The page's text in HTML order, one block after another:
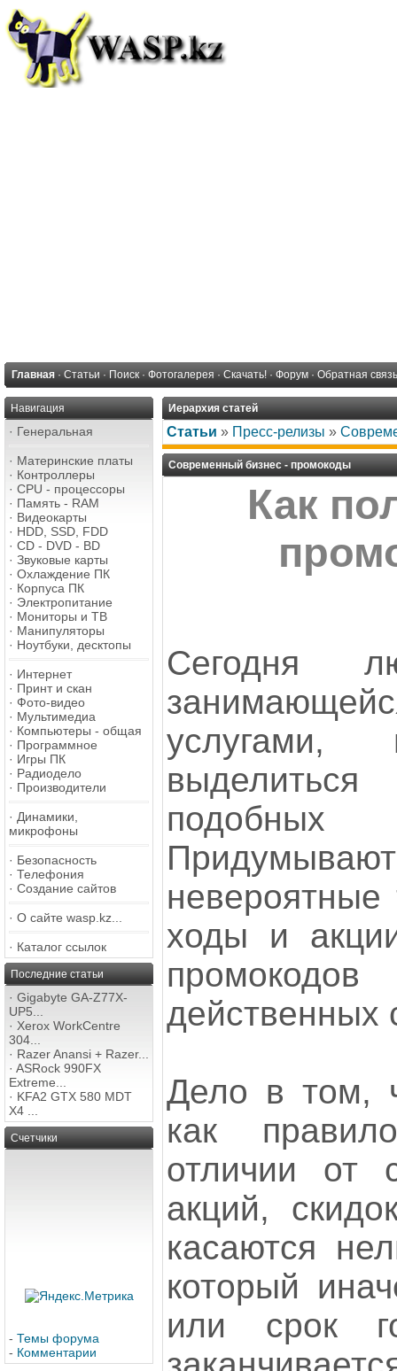
Главная · Статьи · Поиск · Фотогалерея · Скачать! · Форум · Обратная связь
Навигация
· Генеральная
· Материнские платы
· Контроллеры
· CPU - процессоры
· Память - RAM
· Видеокарты
· HDD, SSD, FDD
· CD - DVD - BD
· Звуковые карты
· Охлаждение ПК
· Корпуса ПК
· Электропитание
· Мониторы и ТВ
· Манипуляторы
· Ноутбуки, десктопы
· Интернет
· Принт и скан
· Фото-видео
· Мультимедиа
· Компьютеры - общая
· Программное
· Игры ПК
· Радиодело
· Производители
· Динамики,
микрофоны
· Безопасность
· Телефония
· Создание сайтов
· О сайте wasp.kz...
· Каталог ссылок
Последние статьи
· Gigabyte GA-Z77X-
UP5...
· Xerox WorkCentre
304...
· Razer Anansi + Razer...
· ASRock 990FX
Extreme...
· KFA2 GTX 580 MDT
X4 ...
Счетчики
- Темы форума
- Комментарии
Иерархия статей
Статьи » Пресс-релизы »
Современный бизнес - промокоды
Как
Сегодня
услугами,
подобных
ходы и
действенных
Дело в том,
как
отличии от
акций,
касаются
который
или срок